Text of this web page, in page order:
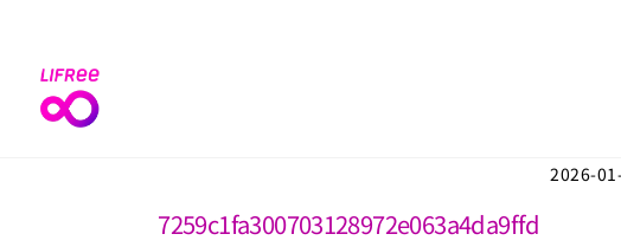
content
2026-
7259c1fa300703128972e063a4da9ffd